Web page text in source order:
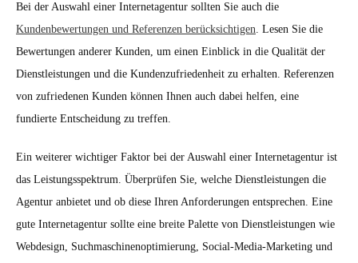
Bei der Auswahl einer Internetagentur sollten Sie auch die
Kundenbewertungen und Referenzen berücksichtigen. Lesen Sie die
Bewertungen anderer Kunden, um einen Einblick in die Qualität der
Dienstleistungen und die Kundenzufriedenheit zu erhalten. Referenzen
von zufriedenen Kunden können Ihnen auch dabei helfen, eine
fundierte Entscheidung zu treffen.
Ein weiterer wichtiger Faktor bei der Auswahl einer Internetagentur ist
das Leistungsspektrum. Überprüfen Sie, welche Dienstleistungen die
Agentur anbietet und ob diese Ihren Anforderungen entsprechen. Eine
gute Internetagentur sollte eine breite Palette von Dienstleistungen wie
Webdesign, Suchmaschinenoptimierung, Social-Media-Marketing und